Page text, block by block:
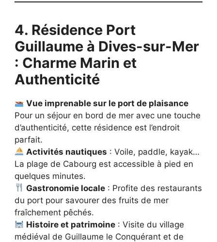
4. Résidence Port
Guillaume à Dives-sur-Mer
: Charme Marin et
Authenticité
Vue imprenable sur le port de plaisance
Pour un séjour en bord de mer avec une touche
d’authenticité, cette résidence est l’endroit
parfait.
Activités nautiques : Voile, paddle, kayak…
La plage de Cabourg est accessible à pied en
quelques minutes.
Gastronomie locale : Profite des restaurants
du port pour savourer des fruits de mer
fraîchement pêchés.
Histoire et patrimoine : Visite du village
médiéval de Guillaume le Conquérant et de